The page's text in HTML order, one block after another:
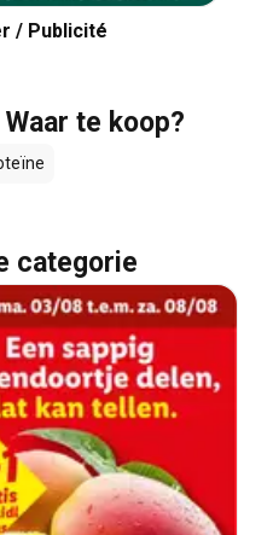
/ Publicité
te koop?
categorie